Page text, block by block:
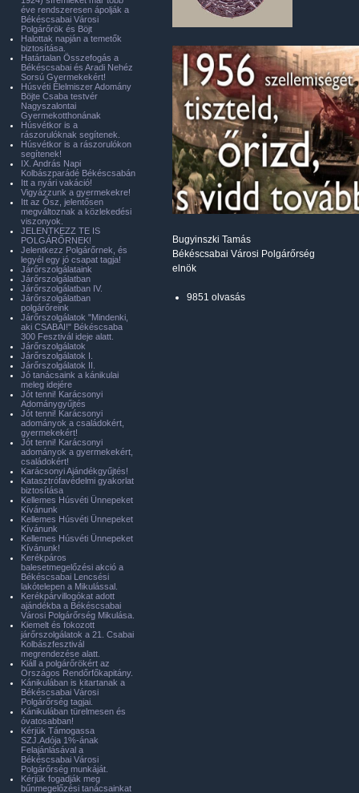
Bugyinszki Tamás
Békéscsabai Városi Polgárőrség
elnök
9851 olvasás
éve rendszeresen ápolják a
Békéscsabai Városi
Polgárőrök és Böjt
Halottak napján a temetők
biztosítása.
Határtalan Összefogás a
Békéscsabai és Aradi Nehéz
Sorsú Gyermekekért!
Húsvéti Élelmiszer Adomány
Böjte Csaba testvér
Nagyszalontai
Gyermekotthonának
Húsvétkor is a
rászorulóknak segítenek.
Húsvétkor is a rászorulókon
segítenek!
IX. András Napi
Kolbászparádé Békéscsabán
Itt a nyári vakáció!
Vigyázzunk a gyermekekre!
Itt az Ősz, jelentősen
megváltoznak a közlekedési
viszonyok.
JELENTKEZZ TE IS
POLGÁRŐRNEK!
Jelentkezz Polgárőrnek, és
legyél egy jó csapat tagja!
Járőrszolgálataink
Járőrszolgálatban
Járőrszolgálatban IV.
Járőrszolgálatban
polgárőreink
Járőrszolgálatok "Mindenki,
aki CSABAI!" Békéscsaba
300 Fesztivál ideje alatt.
Járőrszolgálatok
Járőrszolgálatok I.
Járőrszolgálatok II.
Jó tanácsaink a kánikulai
meleg idejére
Jót tenni! Karácsonyi
Adománygyűjtés
Jót tenni! Karácsonyi
adományok a családokért,
gyermekekért!
Jót tenni! Karácsonyi
adományok a gyermekekért,
családokért!
Karácsonyi Ajándékgyűjtés!
Katasztrófavédelmi gyakorlat
biztosítása
Kellemes Húsvéti Ünnepeket
Kívánunk
Kellemes Húsvéti Ünnepeket
Kívánunk
Kellemes Húsvéti Ünnepeket
Kívánunk!
Kerékpáros
balesetmegelőzési akció a
Békéscsabai Lencsési
lakótelepen a Mikulással.
Kerékpárvillogókat adott
ajándékba a Békéscsabai
Városi Polgárőrség Mikulása.
Kiemelt és fokozott
járőrszolgálatok a 21. Csabai
Kolbászfesztivál
megrendezése alatt.
Kiáll a polgárőrökért az
Országos Rendőrfőkapitány.
Kánikulában is kitartanak a
Békéscsabai Városi
Polgárőrség tagjai.
Kánikulában türelmesen és
óvatosabban!
Kérjük Támogassa
SZJ.Adója 1%-ának
Felajánlásával a
Békéscsabai Városi
Polgárőrség munkáját.
Kérjük fogadják meg
bűnmegelőzési tanácsainkat